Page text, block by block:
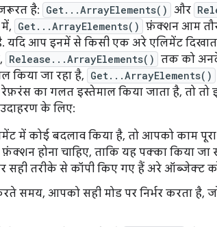
है: Get...ArrayElements() और
Get...ArrayElements() फ़ंक्शन आम
यदि आप इनमें से किसी एक अरे एलिमेंट
Release...ArrayElements() तक को
किया जा रहा है, Get...ArrayElements()
का गलत इस्तेमाल किया जाता है, तो तो
के लिए:
में कोई बदलाव किया है, तो आपको काम
फ़ंक्शन होना चाहिए, ताकि यह पक्का किया
सही तरीके से कॉपी किए गए हैं अरे ऑब्जेक्ट
समय, आपको सही मोड पर निर्भर करता है,